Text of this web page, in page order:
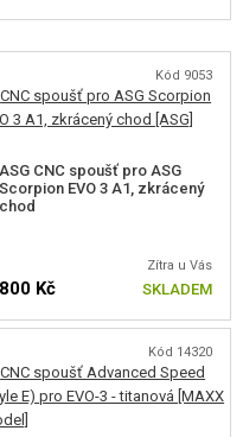
Kód 9053
ASG CNC spoušť pro ASG
Scorpion EVO 3 A1, zkrácený
chod
Zítra u Vás
800 Kč SKLADEM
Kód 14320